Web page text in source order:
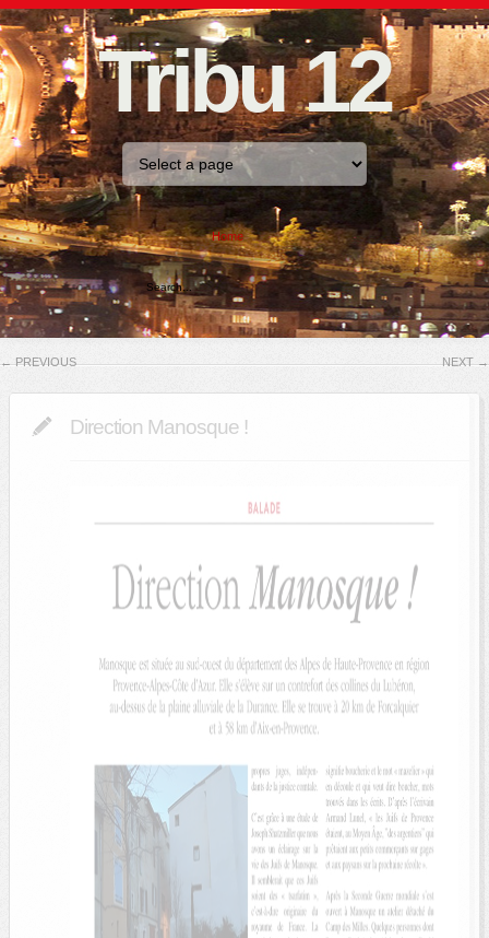
Tribu 12
Home
← PREVIOUS NEXT →
Direction Manosque !